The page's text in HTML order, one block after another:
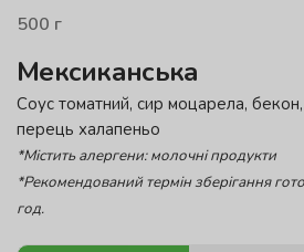
500 г
Мексиканська
Cоус томатний, сир моцарела,
перець халапеньо
*Містить алергени: молочні продукти
*Рекомендований термін зберігання
год.